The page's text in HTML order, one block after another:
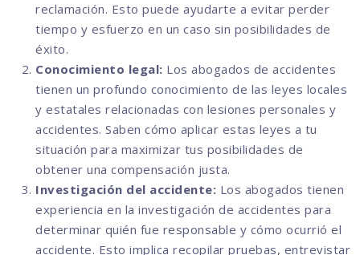
reclamación. Esto puede ayudarte a evitar perder
tiempo y esfuerzo en un caso sin posibilidades de
éxito.
Conocimiento legal: Los abogados de accidentes
tienen un profundo conocimiento de las leyes locales
y estatales relacionadas con lesiones personales y
accidentes. Saben cómo aplicar estas leyes a tu
situación para maximizar tus posibilidades de
obtener una compensación justa.
Investigación del accidente: Los abogados tienen
experiencia en la investigación de accidentes para
determinar quién fue responsable y cómo ocurrió el
accidente. Esto implica recopilar pruebas, entrevistar